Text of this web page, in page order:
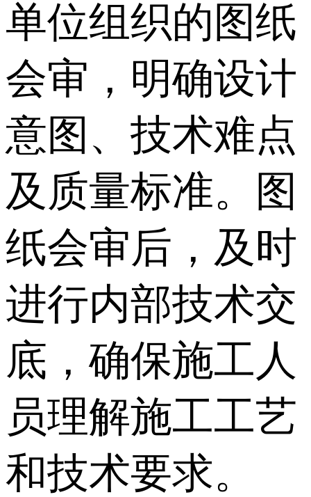
单位组织的图纸
会审，明确设计
意图、技术难点
及质量标准。图
纸会审后，及时
进行内部技术交
底，确保施工人
员理解施工工艺
和技术要求。